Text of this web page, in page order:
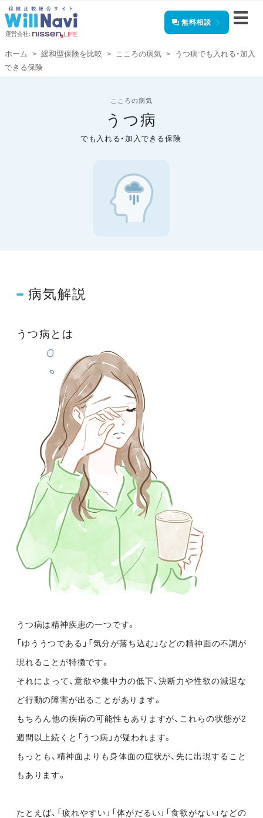
運営会社:
無料相談
ホーム 緩和型保険を比較 こころの病気
うつ病でも入れる・加入
できる保険
こころの病気
うつ病
でも入れる・加入できる保険
病気解説
うつ病とは
うつ病は精神疾患の一つです。
「ゆううつである」「気分が落ち込む」などの精神面の不調が
現れることが特徴です。
それによって、意欲や集中力の低下、決断力や性欲の減退な
ど行動の障害が出ることがあります。
もちろん他の疾病の可能性もありますが、これらの状態が2
週間以上続くと「うつ病」が疑われます。
もっとも、精神面よりも身体面の症状が、先に出現すること
もあります。
たとえば、「疲れやすい」「体がだるい」「食欲がない」などの